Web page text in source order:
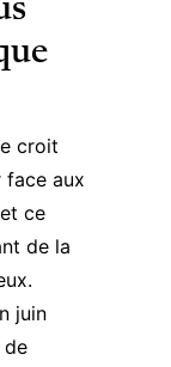
croit
face aux
ce
de la
juin
de